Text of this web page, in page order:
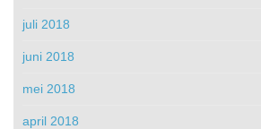
juli 2018
juni 2018
mei 2018
april 2018